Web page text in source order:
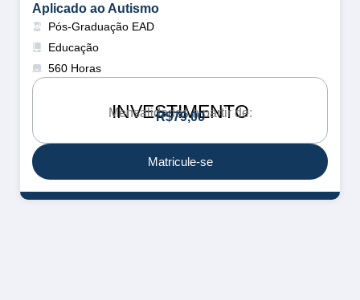
Aplicado ao Autismo
Pós-Graduação EAD
Educação
560 Horas
INVESTIMENTO
Mensalidades a partir de:
R$79,00
Matricule-se